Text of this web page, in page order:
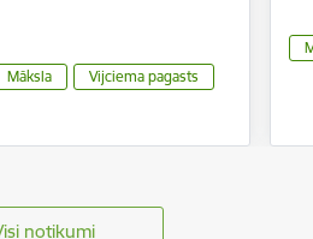
Māksla Vijciema pagasts
notikumi